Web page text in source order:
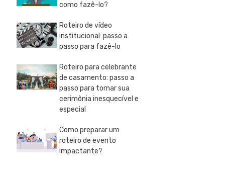
como fazê-lo?
Roteiro de vídeo
institucional: passo a
passo para fazê-lo
Roteiro para celebrante
de casamento: passo a
passo para tornar sua
cerimônia inesquecível e
especial
Como preparar um
roteiro de evento
impactante?